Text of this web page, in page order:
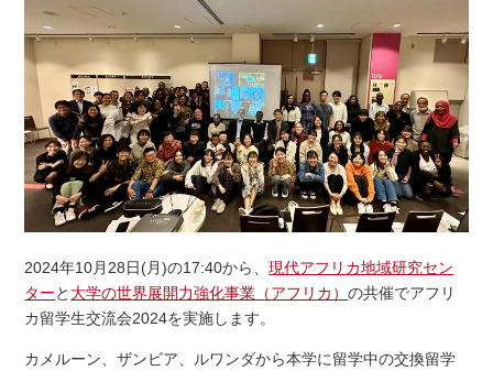
2024年10月28日(月)の17:40から、現代アフリカ地域研究セン
ターと 大学の世界展開力強化事業（アフリカ）の共催でアフリ
カ留学生交流会2024を実施します。
カメルーン、ザンビア、ルワンダから本学に留学中の交換留学